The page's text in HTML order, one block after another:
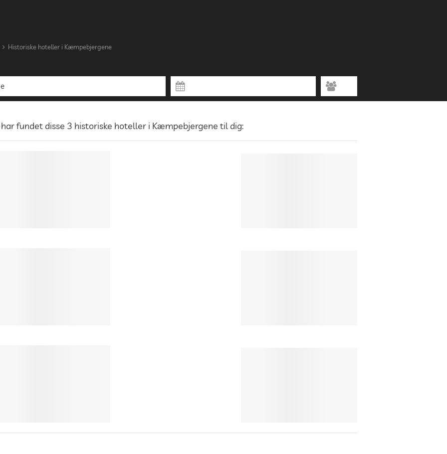
Historiske hoteller i Kæmpebjergene
fundet disse 3 historiske hoteller i Kæmpebjergene til dig: